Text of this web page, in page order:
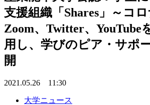
支援組織「Shares」～コ
Zoom、Twitter、YouTube
用し、学びのピア・サポ
開
2021.05.26 11:30
大学ニュース